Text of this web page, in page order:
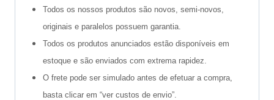
Todos os nossos produtos são novos, semi-novos,
originais e paralelos possuem garantia.
Todos os produtos anunciados estão disponíveis em
estoque e são enviados com extrema rapidez.
O frete pode ser simulado antes de efetuar a compra,
basta clicar em “ver custos de envio”.